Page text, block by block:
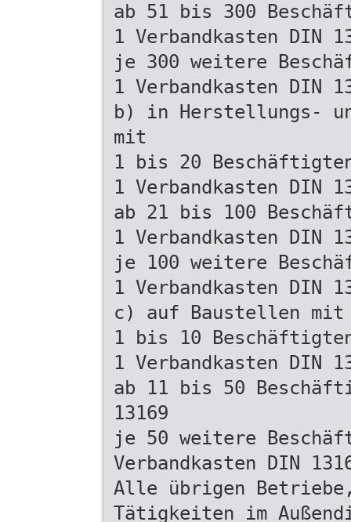
ab 51 bis 300
1 Verbandkasten DIN
je 300 weitere
1 Verbandkasten DIN
b) in Herstellungs-
mit
1 bis 20
1 Verbandkasten DIN
ab 21 bis 100
1 Verbandkasten DIN
je 100 weitere
1 Verbandkasten DIN
c) auf Baustellen mit
1 bis 10
1 Verbandkasten DIN
ab 11 bis 50
13169
je 50 weitere
Verbandkasten DIN
Alle übrigen
Tätigkeiten im